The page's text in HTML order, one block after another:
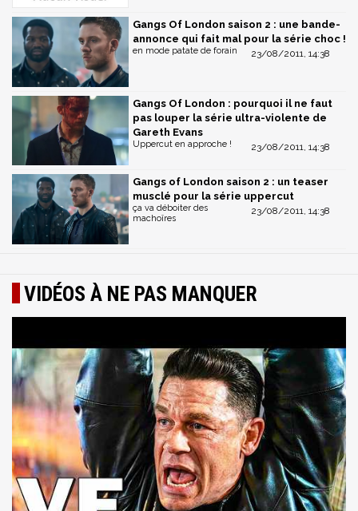
Gangs Of London saison 2 : une bande-
annonce qui fait mal pour la série choc !
23/08/2011, 14:38
en mode patate de forain
Gangs Of London : pourquoi il ne faut
pas louper la série ultra-violente de
Gareth Evans
23/08/2011, 14:38
Uppercut en approche !
Gangs of London saison 2 : un teaser
musclé pour la série uppercut
23/08/2011, 14:38
ça va déboiter des
machoîres
VIDÉOS À NE PAS MANQUER